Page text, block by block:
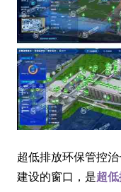
超低排放环保管控
建设的窗口，是超